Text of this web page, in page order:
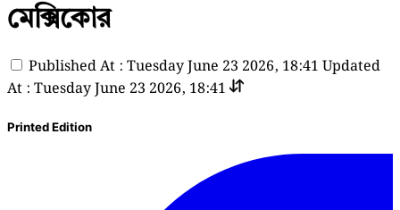
মেক্সিকোর
Published At : Tuesday June 23 2026, 18:41 Updated
At : Tuesday June 23 2026, 18:41
Printed Edition